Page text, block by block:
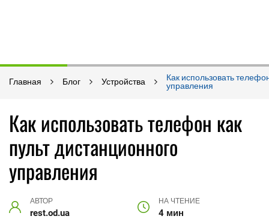
Главная Блог Устройства
Как использовать
управления
Как использовать телефон как
пульт дистанционного
управления
АВТОР
rest.od.ua
НА ЧТЕНИЕ
4 мин